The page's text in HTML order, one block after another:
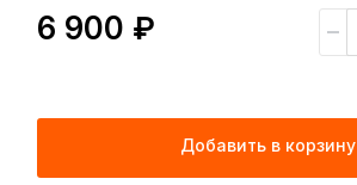
6 900 ₽
Добавить в корзину